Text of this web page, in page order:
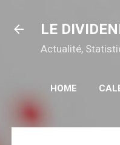
LE
Actualité,
HOME